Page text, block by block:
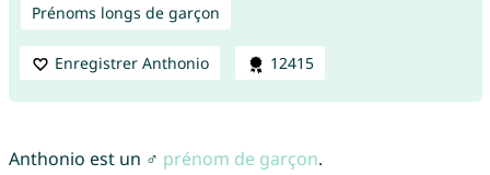
Prénoms longs de garçon
Enregistrer Anthonio 12415
Anthonio est un ♂ prénom de garçon.